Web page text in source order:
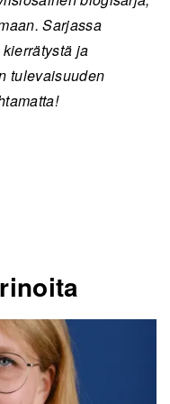
Sarjassa
ja
tulevaisuuden